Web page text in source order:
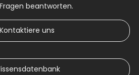
beantworten.
Kontaktiere uns